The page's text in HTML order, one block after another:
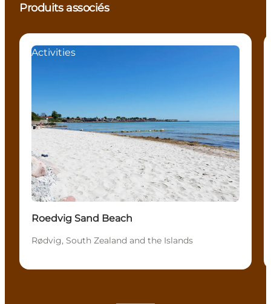
Produits associés
Activities
Roedvig Sand Beach
Rødvig, South Zealand and the Islands